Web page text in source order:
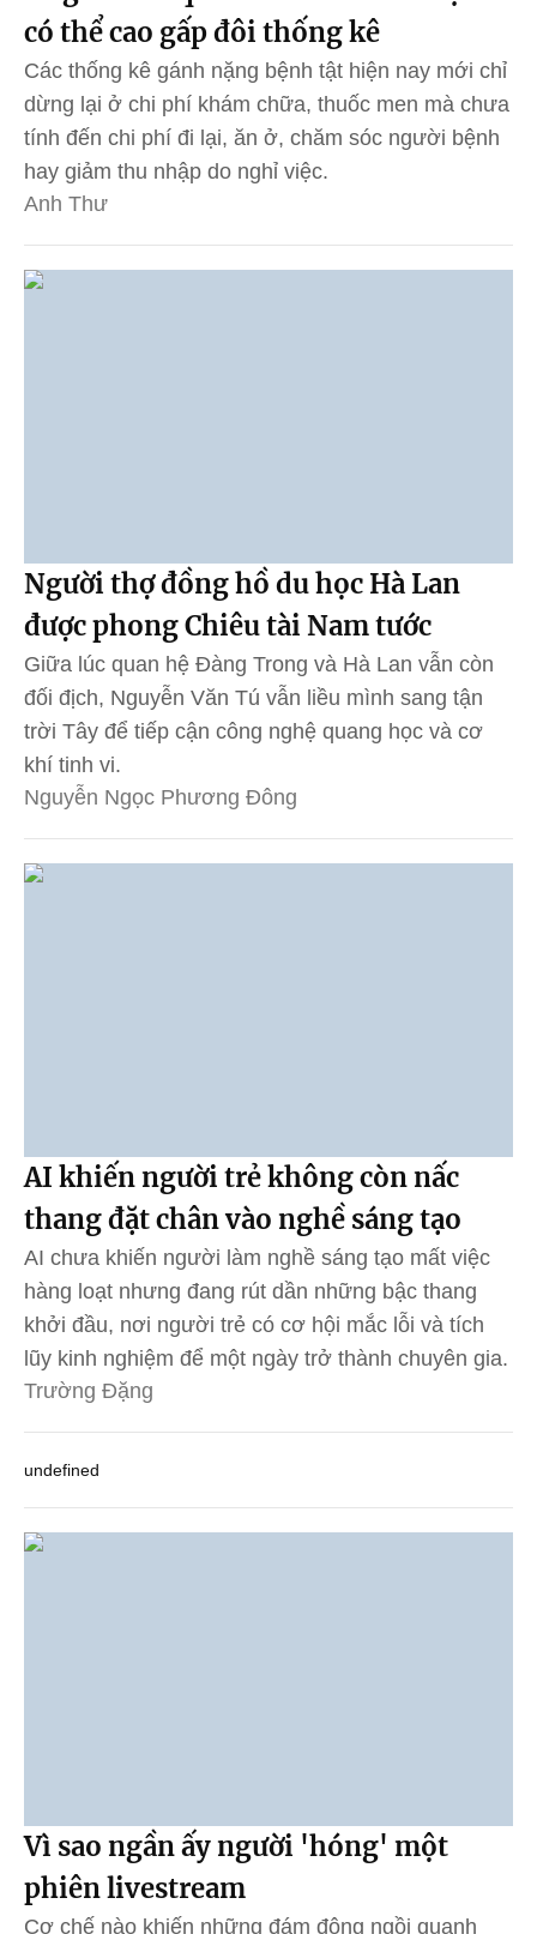
có thể cao gấp đôi thống kê
Các thống kê gánh nặng bệnh tật hiện nay mới chỉ
dừng lại ở chi phí khám chữa, thuốc men mà chưa
tính đến chi phí đi lại, ăn ở, chăm sóc người bệnh
hay giảm thu nhập do nghỉ việc.
Anh Thư
Người thợ đồng hồ du học Hà Lan
được phong Chiêu tài Nam tước
Giữa lúc quan hệ Đàng Trong và Hà Lan vẫn còn
đối địch, Nguyễn Văn Tú vẫn liều mình sang tận
trời Tây để tiếp cận công nghệ quang học và cơ
khí tinh vi.
Nguyễn Ngọc Phương Đông
AI khiến người trẻ không còn nấc
thang đặt chân vào nghề sáng tạo
AI chưa khiến người làm nghề sáng tạo mất việc
hàng loạt nhưng đang rút dần những bậc thang
khởi đầu, nơi người trẻ có cơ hội mắc lỗi và tích
lũy kinh nghiệm để một ngày trở thành chuyên gia.
Trường Đặng
undefined
Vì sao ngần ấy người 'hóng' một
phiên livestream
Cơ chế nào khiến những đám đông ngồi quanh